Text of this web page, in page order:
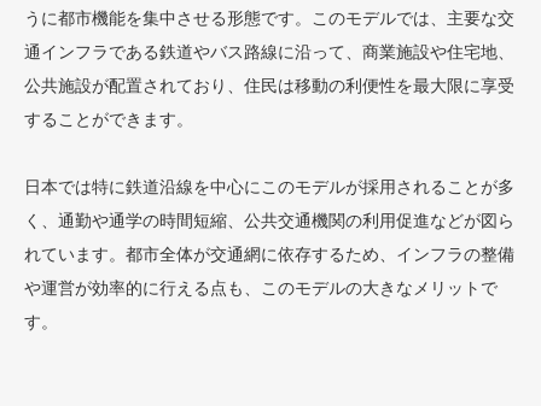
うに都市機能を集中させる形態です。このモデルでは、主要な交
通インフラである鉄道やバス路線に沿って、商業施設や住宅地、
公共施設が配置されており、住民は移動の利便性を最大限に享受
することができます。
日本では特に鉄道沿線を中心にこのモデルが採用されることが多
く、通勤や通学の時間短縮、公共交通機関の利用促進などが図ら
れています。都市全体が交通網に依存するため、インフラの整備
や運営が効率的に行える点も、このモデルの大きなメリットで
す。